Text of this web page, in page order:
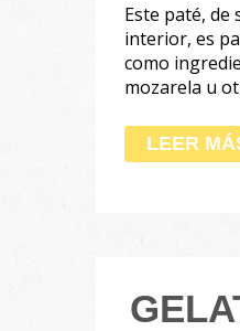
Este paté,
interior, es
como
mozarela u
LEER